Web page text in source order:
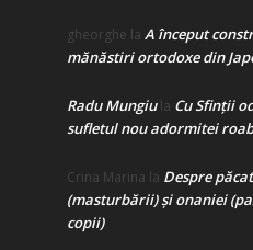
gheorghe la A început
mănăstiri ortodoxe din
Radu Mungiula Cu Sfinții
sufletul nou adormitei
Crina Marina la Despre
(masturbării) şi onaniei
copii)